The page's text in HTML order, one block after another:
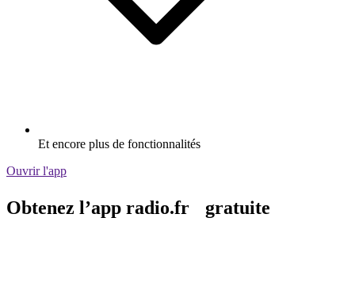
Et encore plus de fonctionnalités
Ouvrir l'app
Obtenez l’app radio.fr gratuite